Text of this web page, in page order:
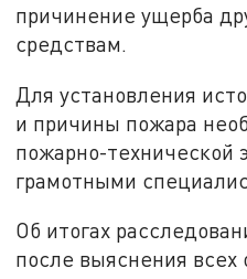
причинение ущерба
средствам.
Для установления
и причины пожара
пожарно-технической
грамотными
Об итогах
после выяснения всех